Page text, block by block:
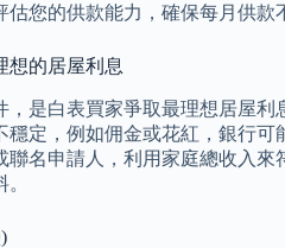
您的供款能力，確保每月供
想的居屋利息
，是白表買家爭取最理想居屋
穩定，例如佣金或花紅，銀行
聯名申請人，利用家庭總收入